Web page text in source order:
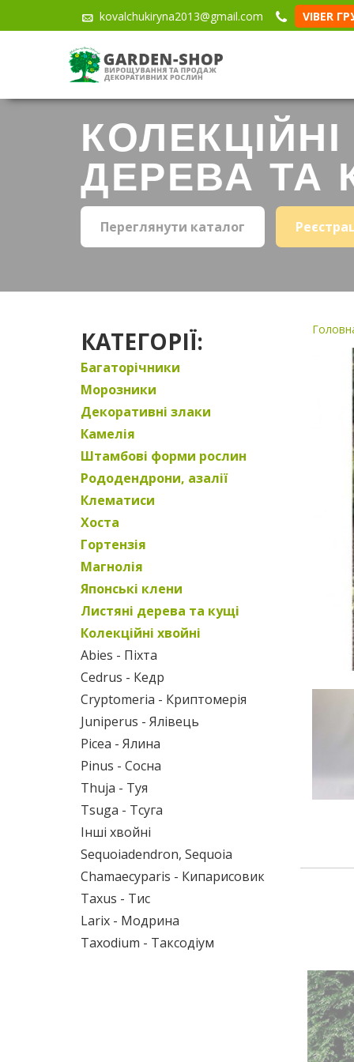
kovalchukiryna2013@gmail.com VIBER
ДЕРЕВА ТА
Переглянути каталог
КАТЕГОРІЇ:
Багаторічники
Морозники
Декоративні злаки
Камелія
Штамбові форми рослин
Рододендрони, азалії
Клематиси
Хоста
Гортензія
Магнолія
Японські клени
Листяні дерева та кущі
Колекційні хвойні
Abies - Піхта
Cedrus - Кедр
Cryptomeria - Криптомерія
Juniperus - Ялівець
Picea - Ялина
Pinus - Сосна
Thuja - Туя
Tsuga - Тсуга
Інші хвойні
Sequoiadendron, Sequoia
Chamaecyparis - Кипарисовик
Taxus - Тис
Larix - Модрина
Taxodium - Таксодіум